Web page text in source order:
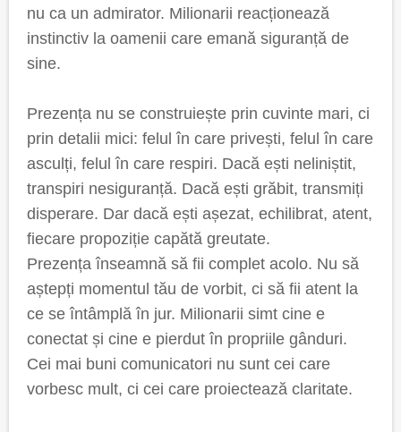
nu ca un admirator. Milionarii reacționează
instinctiv la oamenii care emană siguranță de
sine.
Prezența nu se construiește prin cuvinte mari, ci
prin detalii mici: felul în care privești, felul în care
asculți, felul în care respiri. Dacă ești neliniștit,
transpiri nesiguranță. Dacă ești grăbit, transmiți
disperare. Dar dacă ești așezat, echilibrat, atent,
fiecare propoziție capătă greutate.
Prezența înseamnă să fii complet acolo. Nu să
aștepți momentul tău de vorbit, ci să fii atent la
ce se întâmplă în jur. Milionarii simt cine e
conectat și cine e pierdut în propriile gânduri.
Cei mai buni comunicatori nu sunt cei care
vorbesc mult, ci cei care proiectează claritate.